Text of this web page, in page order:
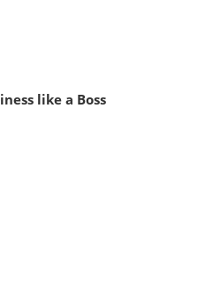
like a Boss